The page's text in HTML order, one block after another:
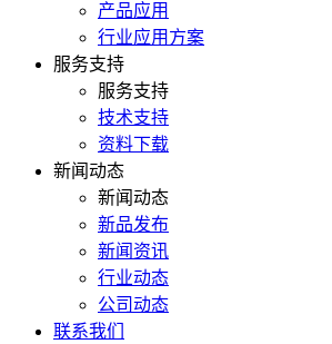
产品应用
行业应用方案
服务支持
服务支持
技术支持
资料下载
新闻动态
新闻动态
新品发布
新闻资讯
行业动态
公司动态
联系我们